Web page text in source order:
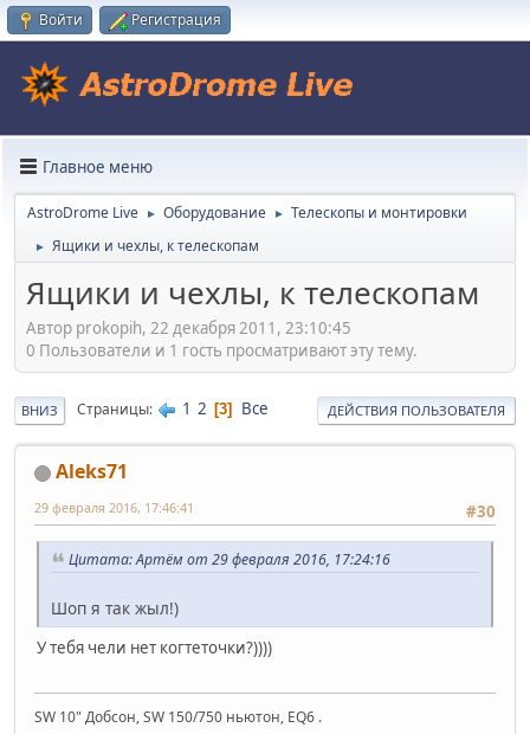
Войти Регистрация
Главное меню
AstroDrome Live ► Оборудование ► Телескопы и монтировки
► Ящики и чехлы, к телескопам
Ящики и чехлы, к телескопам
Автор prokopih, 22 декабря 2011, 23:10:45
0 Пользователи и 1 гость просматривают эту тему.
ВНИЗ Страницы 1 2 3 Все ДЕЙСТВИЯ ПОЛЬЗОВАТЕЛЯ
Aleks71
#30
29 февраля 2016, 17:46:41
Цитата: Артём от 29 февраля 2016, 17:24:16
Шоп я так жыл!)
У тебя чели нет когтеточки?))))
SW 10" Добсон, SW 150/750 ньютон, EQ6 .